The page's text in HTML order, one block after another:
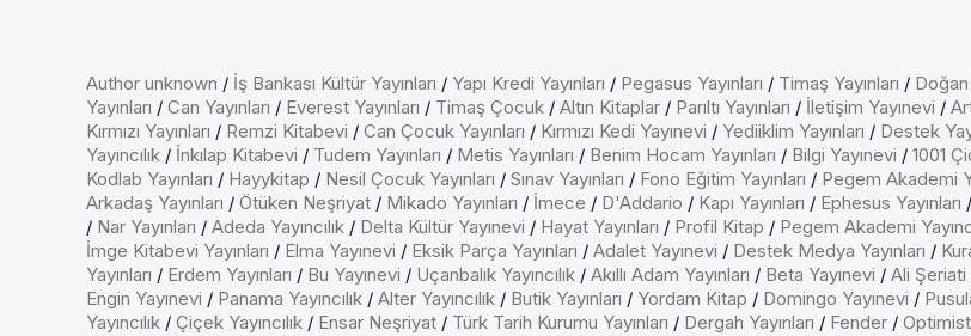
Author unknown / İş Bankası Kültür Yayınları / Yapı Kredi Yayınları / Pegasus Yayınları / Timaş Yayınları / Doğan
Yayınları / Can Yayınları / Everest Yayınları / Timaş Çocuk / Altın Kitaplar / Parıltı Yayınları / İletişim Yayınevi /
Kırmızı Yayınları / Remzi Kitabevi / Can Çocuk Yayınları / Kırmızı Kedi Yayınevi / Yediiklim Yayınları / Destek
Yayıncılık / İnkılap Kitabevi / Tudem Yayınları / Metis Yayınları / Benim Hocam Yayınları / Bilgi Yayınevi / 1001
Kodlab Yayınları / Hayykitap / Nesil Çocuk Yayınları / Sınav Yayınları / Fono Eğitim Yayınları / Pegem Akademi
Arkadaş Yayınları / Ötüken Neşriyat / Mikado Yayınları / İmece / D'Addario / Kapı Yayınları / Ephesus Yayınları /
/ Nar Yayınları / Adeda Yayıncılık / Delta Kültür Yayınevi / Hayat Yayınları / Profil Kitap / Pegem Akademi
İmge Kitabevi Yayınları / Elma Yayınevi / Eksik Parça Yayınları / Adalet Yayınevi / Destek Medya Yayınları /
Yayınları / Erdem Yayınları / Bu Yayınevi / Uçanbalık Yayıncılık / Akıllı Adam Yayınları / Beta Yayınevi / Ali Şeriati
Engin Yayınevi / Panama Yayıncılık / Alter Yayıncılık / Butik Yayınları / Yordam Kitap / Domingo Yayınevi /
Yayıncılık / Çiçek Yayıncılık / Ensar Neşriyat / Türk Tarih Kurumu Yayınları / Dergah Yayınları / Fender / Optimist